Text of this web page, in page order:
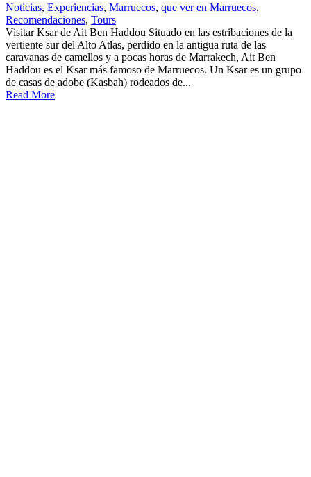
Noticias, Experiencias, Marruecos, que ver en Marruecos,
Recomendaciones, Tours
Visitar Ksar de Ait Ben Haddou Situado en las estribaciones de la
vertiente sur del Alto Atlas, perdido en la antigua ruta de las
caravanas de camellos y a pocas horas de Marrakech, Ait Ben
Haddou es el Ksar más famoso de Marruecos. Un Ksar es un grupo
de casas de adobe (Kasbah) rodeados de...
Read More